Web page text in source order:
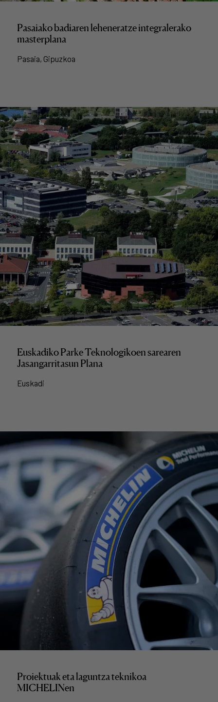
Pasaiako badiaren leheneratze integralerako
masterplana
Pasaia, Gipuzkoa
Euskadiko Parke Teknologikoen sarearen
Jasangarritasun Plana
Euskadi
Proiektuak eta laguntza teknikoa
MICHELINen